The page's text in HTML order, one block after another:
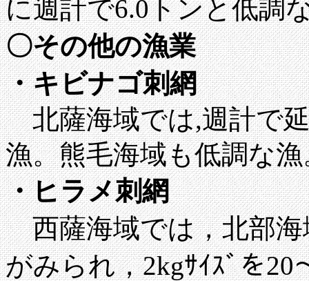
に週計で6.0トンと低調
〇その他の漁業
・キビナゴ刺網
北薩海域では,週計で
漁。熊毛海域も低調な漁
・ヒラメ刺網
西薩海域では，北部海
がみられ，2kgｻｲｽﾞを